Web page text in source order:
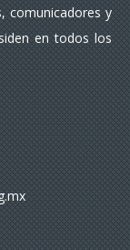
comunicadores y
en todos los